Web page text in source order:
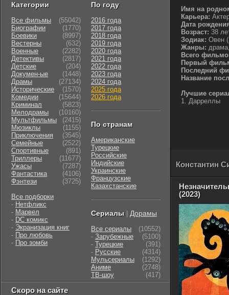
Имя на
Карьера:
Дата
Возраст: 38
Зодиак: Овен
Жанры:
Всего
Первый
Последний
Название
Лучшие
1. Дарреллы
Константин
(2023)
Категории
Все фильмы
(55042)
Биографии
(1770)
Боевики
(8997)
Вестерны
(632)
Военные
(2282)
Детективы
(2817)
Детские
(204)
Докумен-ые
(1448)
Драмы
(27134)
Исторические
(1570)
Комедии
(15644)
Криминал
(5823)
Мелодрамы
(10160)
Мультфильмы
(2415)
Мюзиклы
(1155)
Приключения
(3545)
Семейные
(2522)
Cпортивные
(891)
Триллеры
(11677)
Ужасы
(7287)
Фантастика
(4106)
Фэнтези
(3725)
Все подборки
- Нетфликс
- Марвел
- DC комикс
- Экранизация книг
- Про любовь
- Про зомби
По году
2016 года
2017 года
2018 года
2019 года
2020 года
2021 года
2022 года
2023 года
2024 года
2025 года
2026 года
По странам
Американские
Турецкие
Российские
Индийские
Украинские
Французские
Казахстанские
Сериалы Дорамы
Все сериалы
(10552)
- Зарубежные
(5100)
- Турецкие
(391)
- Русские
(4314)
Мульсериалы
(1292)
Аниме
(2748)
ТВ-шоу
(417)
Скоро на сайте